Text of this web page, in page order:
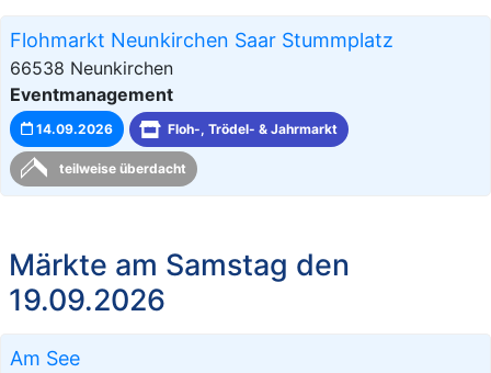
Flohmarkt Neunkirchen Saar Stummplatz
66538 Neunkirchen
Eventmanagement
14.09.2026 Floh-, Trödel- & Jahrmarkt
teilweise überdacht
Märkte am Samstag den
19.09.2026
Am See